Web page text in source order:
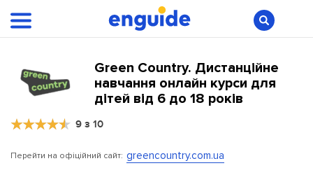
Green Country. Дистанційне
навчання онлайн курси для
дітей від 6 до 18 років
9 з 10
Перейти на офіційний сайт: greencountry.com.ua